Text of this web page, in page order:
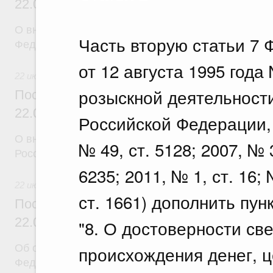
Часть вторую статьи 7
от 12 августа 1995
розыскной
Российской
№ 49, ст. 5128; 2007, №
6235; 2011, № 1, ст.
ст. 1661) дополнить
"8. О достоверности
происхождения денег,
22.07.2026 г. № 924
Федерации от 28 марта 2026 г. № 329
Постановление Правительства
22.07.2026 г. № 925
Российской Федерации
Постановление Правительства
22.07.2026 г. № 922
Федерации в сфере водоснабжения и